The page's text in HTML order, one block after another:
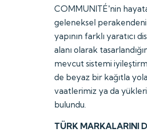
COMMUNITÉ'nin
geleneksel
yapının farklı yaratıcı
alanı olarak
mevcut sistemi
de beyaz bir kağıtla
vaatlerimiz ya da
bulundu.
TÜRK MARKALARINI